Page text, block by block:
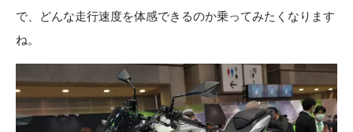
で、どんな走行速度を体感できるのか乗ってみたくなります
ね。